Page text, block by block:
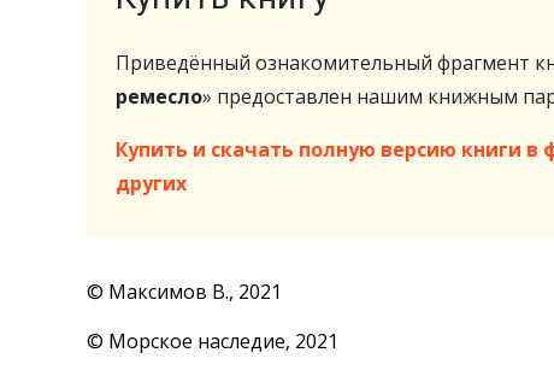
Приведённый ознакомительный фрагмент
ремесло» предоставлен нашим книжным
Купить и скачать полную версию книги в
других
© Максимов В., 2021
© Морское наследие, 2021